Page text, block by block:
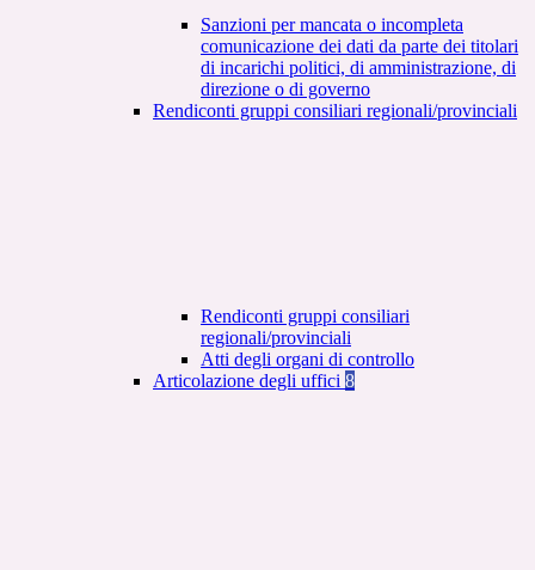
Sanzioni per mancata o incompleta
comunicazione dei dati da parte dei titolari
di incarichi politici, di amministrazione, di
direzione o di governo
Rendiconti gruppi consiliari regionali/provinciali
Rendiconti gruppi consiliari
regionali/provinciali
Atti degli organi di controllo
Articolazione degli uffici 8